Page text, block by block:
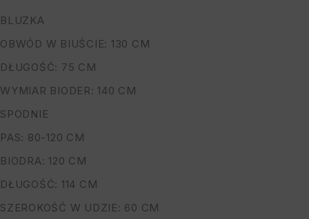
BLUZKA
OBWÓD W BIUŚCIE: 130 CM
DŁUGOŚĆ: 75 CM
WYMIAR BIODER: 140 CM
SPODNIE
PAS: 80-120 CM
BIODRA: 120 CM
DŁUGOŚĆ: 114 CM
SZEROKOŚĆ W UDZIE: 60 CM